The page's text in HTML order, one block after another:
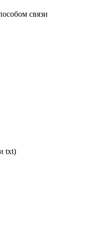
связи
txt)